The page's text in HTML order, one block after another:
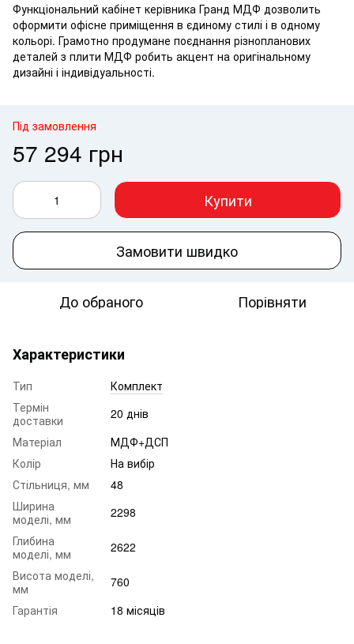
Функціональний кабінет керівника Гранд МДФ дозволить
оформити офісне приміщення в єдиному стилі і в одному
кольорі. Грамотно продумане поєднання різнопланових
деталей з плити МДФ робить акцент на оригінальному
дизайні і індивідуальності.
Під замовлення
57 294 грн
Купити
Замовити швидко
До обраного Порівняти
Характеристики
Тип
Комплект
Термін
доставки
20 днів
Матеріал
МДФ+ДСП
Колір
На вибір
Стільниця, мм
48
Ширина
моделі, мм
2298
Глибина
моделі, мм
2622
Висота моделі,
мм
760
Гарантія
18 місяців